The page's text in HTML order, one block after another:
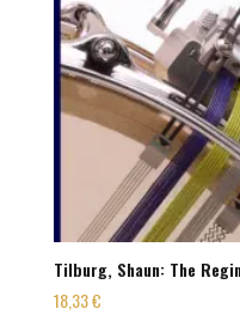
Tilburg, Shaun: The
18,33€